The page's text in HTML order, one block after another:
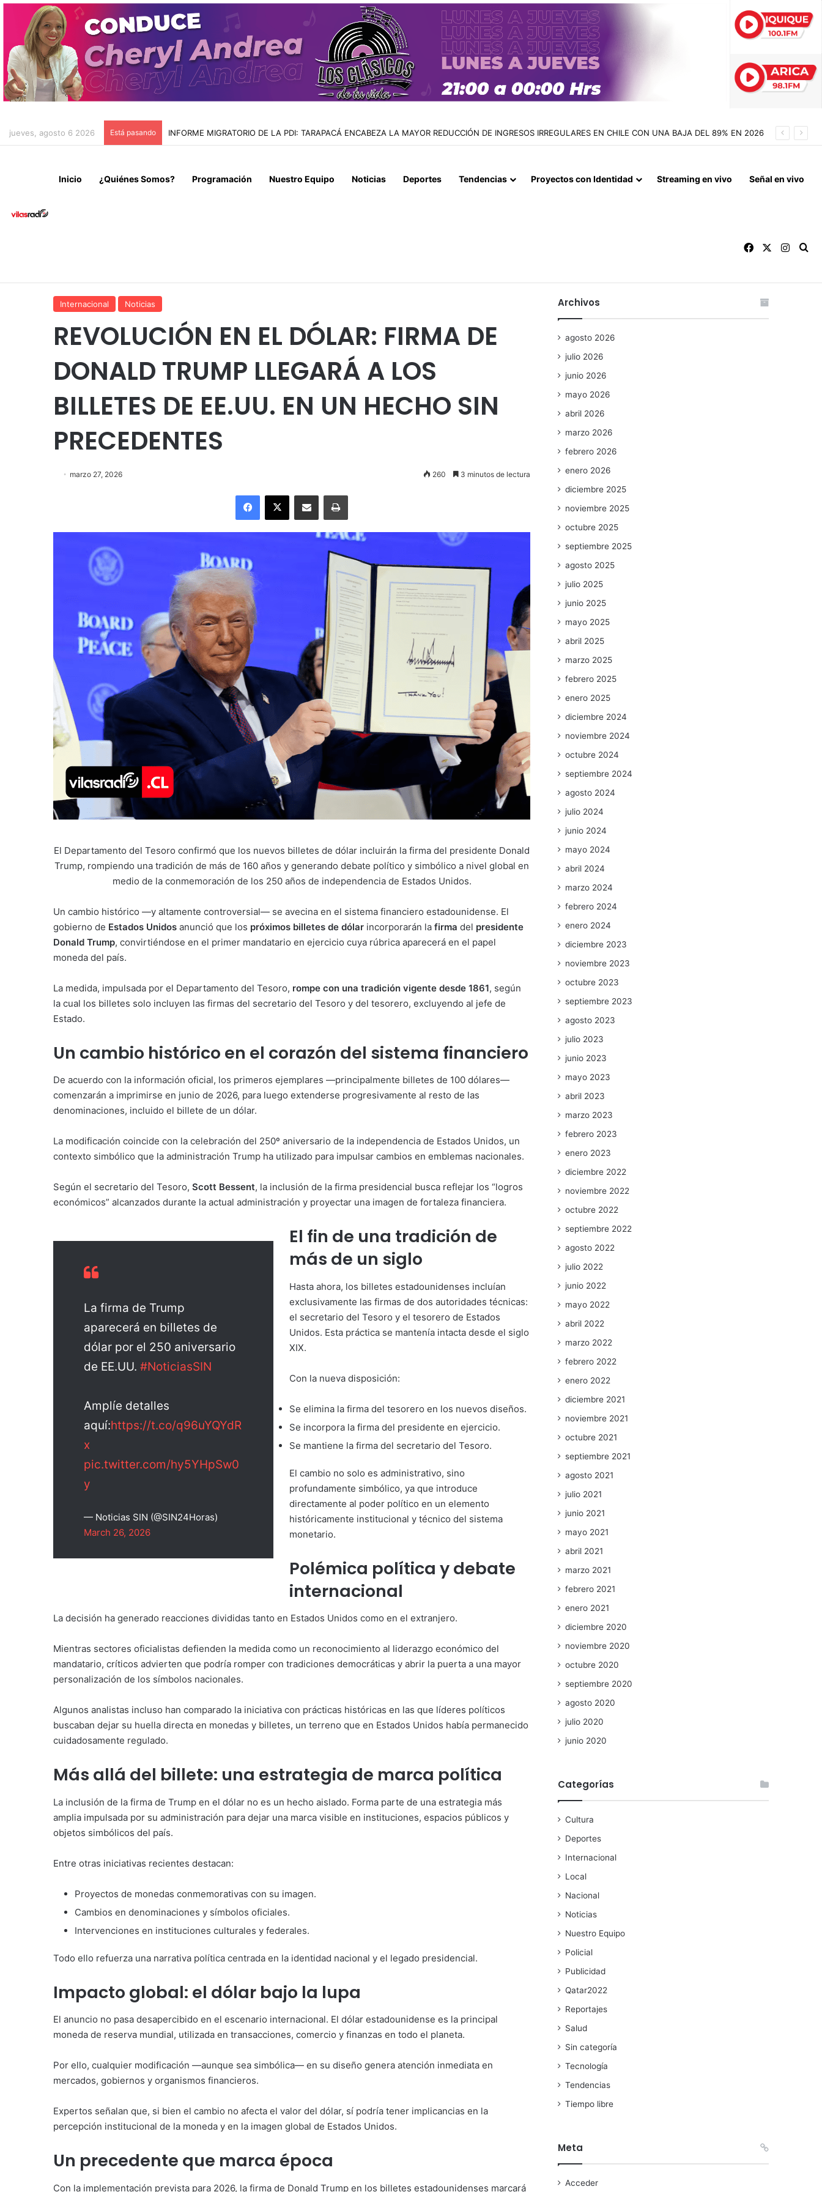
jueves, agosto 6 2026 Está pasando INFORME MIGRATORIO DE LA PDI: TARAPACÁ ENCABEZA LA MAYOR REDUCCIÓN DE INGRESOS IRREGULARES EN CHILE CON UNA BAJA DEL 89% EN 2026
Inicio ¿Quiénes Somos? Programación Nuestro Equipo Noticias Deportes Tendencias Proyectos con Identidad Streaming en vivo Señal en vivo
Facebook
Internacional Noticias
REVOLUCIÓN EN EL DÓLAR: FIRMA DE
DONALD TRUMP LLEGARÁ A LOS
BILLETES DE EE.UU. EN UN HECHO SIN
PRECEDENTES
marzo 27, 2026 260 3 minutos de lectura
Facebook
X Enviar vía email Imprimir
El Departamento del Tesoro confirmó que los nuevos billetes de dólar incluirán la firma del presidente Donald
Trump, rompiendo una tradición de más de 160 años y generando debate político y simbólico a nivel global en
medio de la conmemoración de los 250 años de independencia de Estados Unidos.
Un cambio histórico —y altamente controversial— se avecina en el sistema financiero estadounidense. El
gobierno de Estados Unidos anunció que los próximos billetes de dólar incorporarán la firma del presidente
Donald Trump, convirtiéndose en el primer mandatario en ejercicio cuya rúbrica aparecerá en el papel
moneda del país.
La medida, impulsada por el Departamento del Tesoro, rompe con una tradición vigente desde 1861, según
la cual los billetes solo incluyen las firmas del secretario del Tesoro y del tesorero, excluyendo al jefe de
Estado.
Un cambio histórico en el corazón del sistema financiero
De acuerdo con la información oficial, los primeros ejemplares —principalmente billetes de 100 dólares—
comenzarán a imprimirse en junio de 2026, para luego extenderse progresivamente al resto de las
denominaciones, incluido el billete de un dólar.
La modificación coincide con la celebración del 250º aniversario de la independencia de Estados Unidos, un
contexto simbólico que la administración Trump ha utilizado para impulsar cambios en emblemas nacionales.
Según el secretario del Tesoro, Scott Bessent, la inclusión de la firma presidencial busca reflejar los “logros
económicos” alcanzados durante la actual administración y proyectar una imagen de fortaleza financiera.
La firma de Trump
aparecerá en billetes de
dólar por el 250 aniversario
de EE.UU. #NoticiasSIN
Amplíe detalles
aquí:https://t.co/q96uYQYdR
x
pic.twitter.com/hy5YHpSw0
y
— Noticias SIN (@SIN24Horas)
March 26, 2026
El fin de una tradición de
más de un siglo
Hasta ahora, los billetes estadounidenses incluían
exclusivamente las firmas de dos autoridades técnicas:
el secretario del Tesoro y el tesorero de Estados
Unidos. Esta práctica se mantenía intacta desde el siglo
XIX.
Con la nueva disposición:
Se elimina la firma del tesorero en los nuevos diseños.
Se incorpora la firma del presidente en ejercicio.
Se mantiene la firma del secretario del Tesoro.
El cambio no solo es administrativo, sino
profundamente simbólico, ya que introduce
directamente al poder político en un elemento
históricamente institucional y técnico del sistema
monetario.
Polémica política y debate
internacional
La decisión ha generado reacciones divididas tanto en Estados Unidos como en el extranjero.
Mientras sectores oficialistas defienden la medida como un reconocimiento al liderazgo económico del
mandatario, críticos advierten que podría romper con tradiciones democráticas y abrir la puerta a una mayor
personalización de los símbolos nacionales.
Algunos analistas incluso han comparado la iniciativa con prácticas históricas en las que líderes políticos
buscaban dejar su huella directa en monedas y billetes, un terreno que en Estados Unidos había permanecido
cuidadosamente regulado.
Más allá del billete: una estrategia de marca política
La inclusión de la firma de Trump en el dólar no es un hecho aislado. Forma parte de una estrategia más
amplia impulsada por su administración para dejar una marca visible en instituciones, espacios públicos y
objetos simbólicos del país.
Entre otras iniciativas recientes destacan:
Proyectos de monedas conmemorativas con su imagen.
Cambios en denominaciones y símbolos oficiales.
Intervenciones en instituciones culturales y federales.
Todo ello refuerza una narrativa política centrada en la identidad nacional y el legado presidencial.
Impacto global: el dólar bajo la lupa
El anuncio no pasa desapercibido en el escenario internacional. El dólar estadounidense es la principal
moneda de reserva mundial, utilizada en transacciones, comercio y finanzas en todo el planeta.
Por ello, cualquier modificación —aunque sea simbólica— en su diseño genera atención inmediata en
mercados, gobiernos y organismos financieros.
Expertos señalan que, si bien el cambio no afecta el valor del dólar, sí podría tener implicancias en la
percepción institucional de la moneda y en la imagen global de Estados Unidos.
Un precedente que marca época
Con la implementación prevista para 2026, la firma de Donald Trump en los billetes estadounidenses marcará
Archivos
agosto 2026
julio 2026
junio 2026
mayo 2026
abril 2026
marzo 2026
febrero 2026
enero 2026
diciembre 2025
noviembre 2025
octubre 2025
septiembre 2025
agosto 2025
julio 2025
junio 2025
mayo 2025
abril 2025
marzo 2025
febrero 2025
enero 2025
diciembre 2024
noviembre 2024
octubre 2024
septiembre 2024
agosto 2024
julio 2024
junio 2024
mayo 2024
abril 2024
marzo 2024
febrero 2024
enero 2024
diciembre 2023
noviembre 2023
octubre 2023
septiembre 2023
agosto 2023
julio 2023
junio 2023
mayo 2023
abril 2023
marzo 2023
febrero 2023
enero 2023
diciembre 2022
noviembre 2022
octubre 2022
septiembre 2022
agosto 2022
julio 2022
junio 2022
mayo 2022
abril 2022
marzo 2022
febrero 2022
enero 2022
diciembre 2021
noviembre 2021
octubre 2021
septiembre 2021
agosto 2021
julio 2021
junio 2021
mayo 2021
abril 2021
marzo 2021
febrero 2021
enero 2021
diciembre 2020
noviembre 2020
octubre 2020
septiembre 2020
agosto 2020
julio 2020
junio 2020
Categorías
Cultura
Deportes
Internacional
Local
Nacional
Noticias
Nuestro Equipo
Policial
Publicidad
Qatar2022
Reportajes
Salud
Sin categoría
Tecnología
Tendencias
Tiempo libre
Meta
Acceder